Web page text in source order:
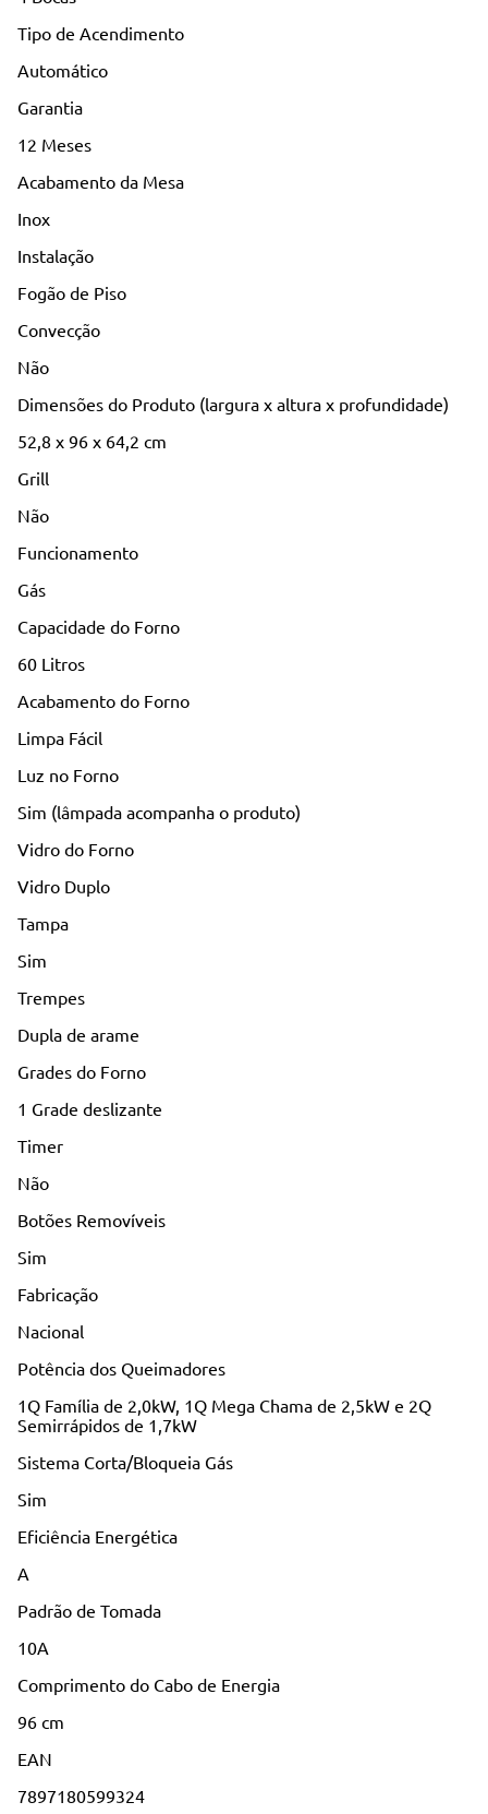
Tipo de Acendimento
Automático
Garantia
12 Meses
Acabamento da Mesa
Inox
Instalação
Fogão de Piso
Convecção
Não
Dimensões do Produto (largura x altura x profundidade)
52,8 x 96 x 64,2 cm
Grill
Não
Funcionamento
Gás
Capacidade do Forno
60 Litros
Acabamento do Forno
Limpa Fácil
Luz no Forno
Sim (lâmpada acompanha o produto)
Vidro do Forno
Vidro Duplo
Tampa
Sim
Trempes
Dupla de arame
Grades do Forno
1 Grade deslizante
Timer
Não
Botões Removíveis
Sim
Fabricação
Nacional
Potência dos Queimadores
1Q Família de 2,0kW, 1Q Mega Chama de 2,5kW e 2Q
Semirrápidos de 1,7kW
Sistema Corta/Bloqueia Gás
Sim
Eficiência Energética
A
Padrão de Tomada
10A
Comprimento do Cabo de Energia
96 cm
EAN
7897180599324